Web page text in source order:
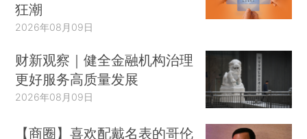
狂潮
2026年08月09日
财新观察｜健全金融机构治理
更好服务高质量发展
2026年08月09日
【商圈】喜欢配戴名表的哥伦